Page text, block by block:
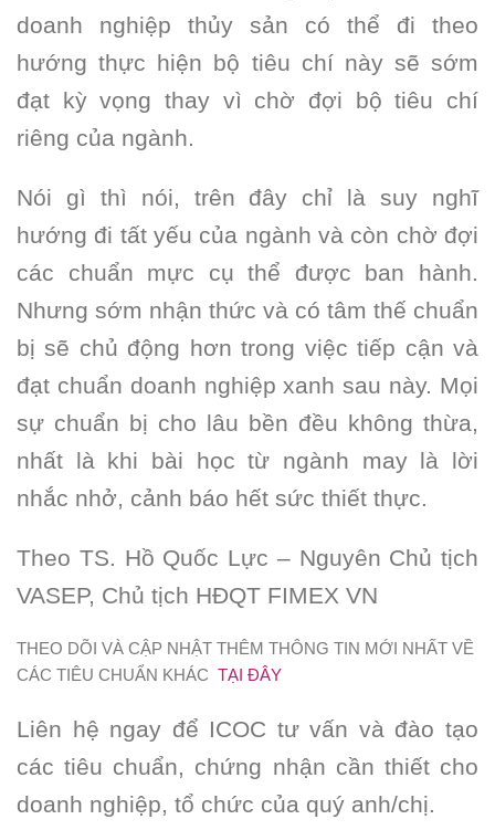
doanh nghiệp thủy sản có thể đi theo
hướng thực hiện bộ tiêu chí này sẽ sớm
đạt kỳ vọng thay vì chờ đợi bộ tiêu chí
riêng của ngành.
Nói gì thì nói, trên đây chỉ là suy nghĩ
hướng đi tất yếu của ngành và còn chờ đợi
các chuẩn mực cụ thể được ban hành.
Nhưng sớm nhận thức và có tâm thế chuẩn
bị sẽ chủ động hơn trong việc tiếp cận và
đạt chuẩn doanh nghiệp xanh sau này. Mọi
sự chuẩn bị cho lâu bền đều không thừa,
nhất là khi bài học từ ngành may là lời
nhắc nhở, cảnh báo hết sức thiết thực.
Theo TS. Hồ Quốc Lực – Nguyên Chủ tịch
VASEP, Chủ tịch HĐQT FIMEX VN
THEO DÕI VÀ CẬP NHẬT THÊM THÔNG TIN MỚI NHẤT VỀ
CÁC TIÊU CHUẨN KHÁC TẠI ĐÂY
Liên hệ ngay để ICOC tư vấn và đào tạo
các tiêu chuẩn, chứng nhận cần thiết cho
doanh nghiệp, tổ chức của quý anh/chị.